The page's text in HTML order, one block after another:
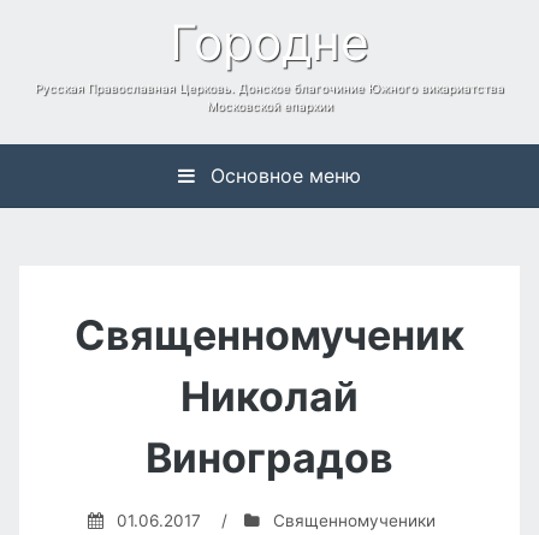
Городне
Русская Православная Церковь. Донское благочиние Южного викариатства
Московской епархии
Основное меню
Священномученик
Николай
Виноградов
01.06.2017 / Священномученики